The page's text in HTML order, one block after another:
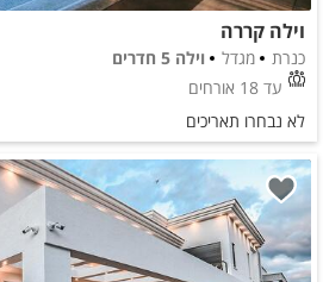
וילה קררה
כנרת מגדל
וילה 5 חדרים
עד 18 אורחים
לא נבחרו תאריכים